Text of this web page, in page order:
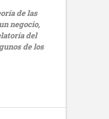
de las
negocio,
del
de los